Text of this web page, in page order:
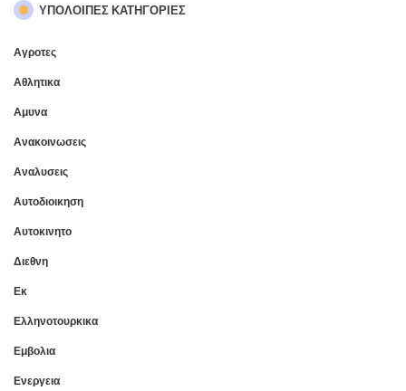
ΥΠΌΛΟΙΠΕΣ ΚΑΤΗΓΟΡΊΕΣ
Αγροτες
Αθλητικα
Αμυνα
Ανακοινωσεις
Αναλυσεις
Αυτοδιοικηση
Αυτοκινητο
Διεθνη
Εκ
Ελληνοτουρκικα
Εμβολια
Ενεργεια